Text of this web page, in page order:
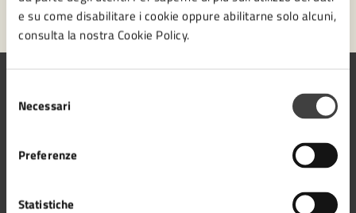
e su come disabilitare i cookie oppure abilitarne solo alcuni,
consulta la nostra Cookie Policy.
delNecessari
Preferenze
Statistiche